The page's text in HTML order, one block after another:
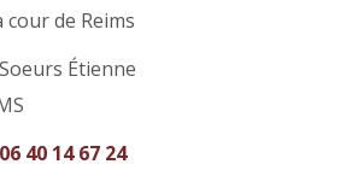
cour de Reims
Étienne
06 40 14 67 24